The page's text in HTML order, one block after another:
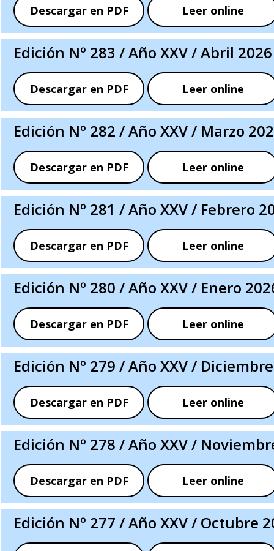
Descargar en PDF Leer online
Edición Nº 283 / Año XXV / Abril 2026
Descargar en PDF Leer online
Edición Nº 282 / Año XXV / Marzo
Descargar en PDF Leer online
Edición Nº 281 / Año XXV / Febrero
Descargar en PDF Leer online
Edición Nº 280 / Año XXV / Enero
Descargar en PDF Leer online
Edición Nº 279 / Año XXV /
Descargar en PDF Leer online
Edición Nº 278 / Año XXV /
Descargar en PDF Leer online
Edición Nº 277 / Año XXV / Octubre